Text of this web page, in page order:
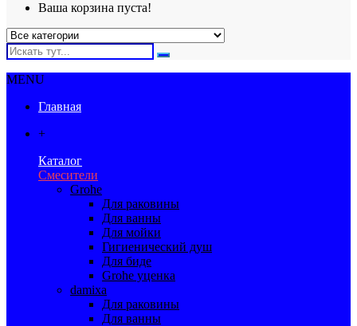
Ваша корзина пуста!
MENU
Главная
+
Каталог
Смесители
Grohe
Для раковины
Для ванны
Для мойки
Гигиенический душ
Для биде
Grohe уценка
damixa
Для раковины
Для ванны